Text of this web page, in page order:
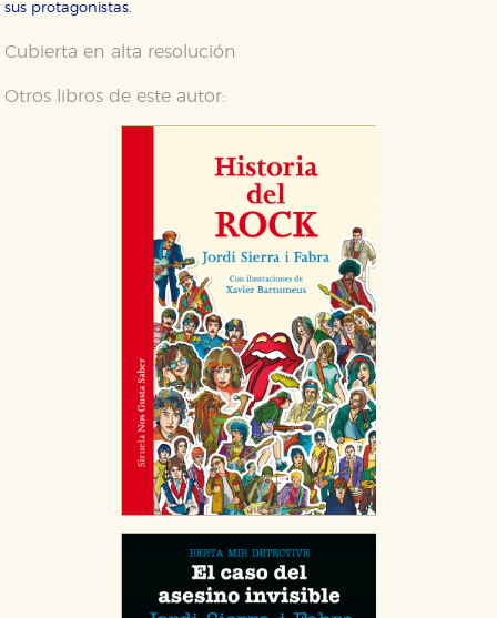
sus protagonistas.
Cubierta en alta resolución
Otros libros de este autor: